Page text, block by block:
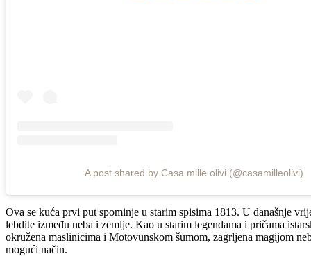
A post shared by Casa mille olivi (@casamilleolivi)
Ova se kuća prvi put spominje u starim spisima 1813. U današnje
lebdite između neba i zemlje. Kao u starim legendama i pričama
okružena maslinicima i Motovunskom šumom, zagrljena magijom
mogući način.